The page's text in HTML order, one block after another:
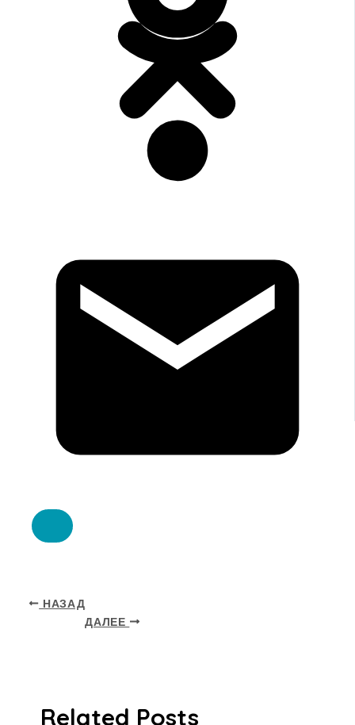
НАЗАД
ДАЛЕЕ
Related Posts